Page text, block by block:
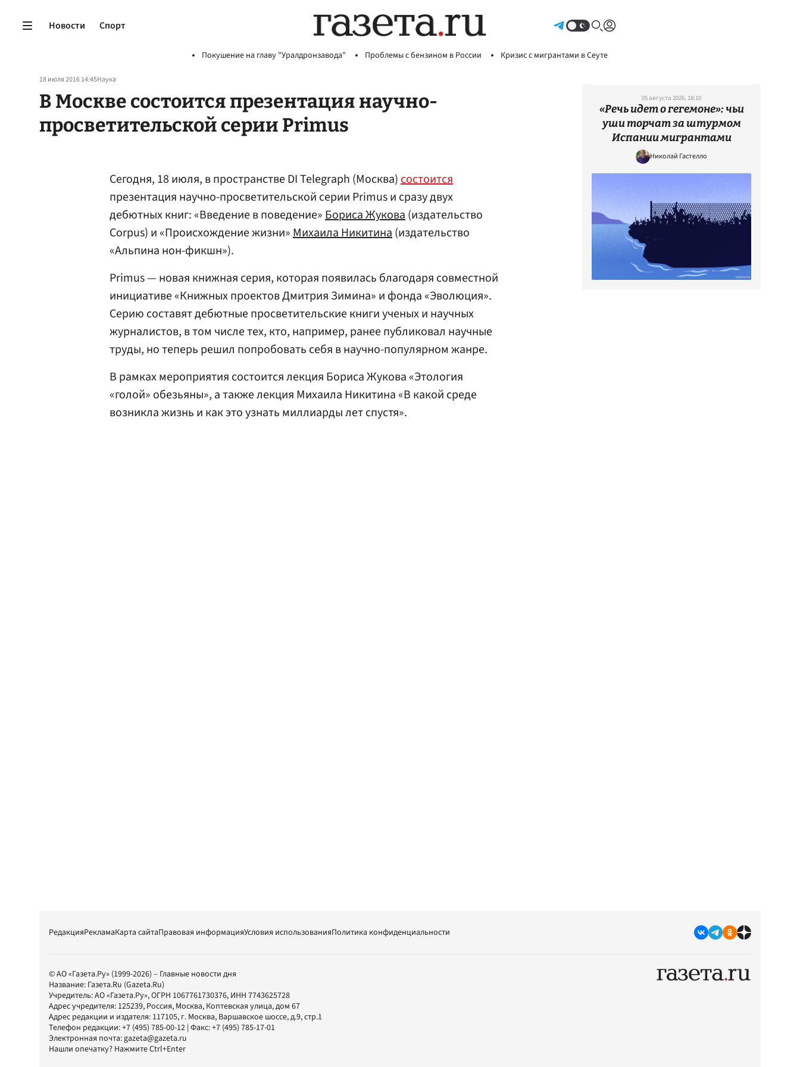
Новости Спорт
Покушение на главу "Уралдронзавода" Проблемы с бензином в России Кризис с мигрантами в Сеуте
18 июля 2016 14:45Наука
В Москве состоится презентация научно-
просветительской серии Primus
Сегодня, 18 июля, в пространстве DI Telegraph (Москва)состоится
презентация научно-просветительской серии Primus и сразу двух
дебютных книг: «Введение в поведение»Бориса Жукова(издательство
Corpus) и «Происхождение жизни»Михаила Никитина(издательство
«Альпина нон-фикшн»).
Primus — новая книжная серия, которая появилась благодаря совместной
инициативе «Книжных проектов Дмитрия Зимина» и фонда «Эволюция».
Серию составят дебютные просветительские книги ученых и научных
журналистов, в том числе тех, кто, например, ранее публиковал научные
труды, но теперь решил попробовать себя в научно-популярном жанре.
В рамках мероприятия состоится лекция Бориса Жукова «Этология
«голой» обезьяны», а также лекция Михаила Никитина «В какой среде
возникла жизнь и как это узнать миллиарды лет спустя».
05 августа 2026, 18:10
«Речь идет о гегемоне»: чьи
уши торчат за штурмом
Испании мигрантами
Николай Гастелло
РедакцияРекламаКарта сайтаПравовая информацияУсловия использованияПолитика конфиденциальности
© АО «Газета.Ру» (1999-2026) – Главные новости дня
Название: Газета.Ru (Gazeta.Ru)
Учредитель:АО «Газета.Ру», ОГРН 1067761730376, ИНН 7743625728
Адрес учредителя: 125239, Россия, Москва, Коптевская улица, дом 67
Адрес редакции и издателя: 117105, г. Москва, Варшавское шоссе, д.9, стр.1
Телефон редакции:+7 (495) 785-00-12 | Факс:+7 (495) 785-17-01
Электронная почта:gazeta@gazeta.ru
Нашли опечатку? Нажмите Ctrl+Enter